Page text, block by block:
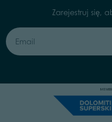
Zarejestruj się,